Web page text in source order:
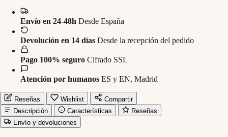
Envío en 24-48h Desde España
Devolución en 14 días Desde la recepción del pedido
Pago 100% seguro Cifrado SSL
Atención por humanos ES y EN, Madrid
Reseñas Wishlist
Compartir
Descripción
Características
Reseñas
Envío y devoluciones